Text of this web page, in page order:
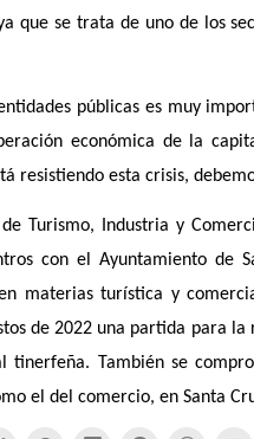
que se trata de uno de los
públicas es muy
económica de la
resistiendo esta crisis,
Turismo, Industria y
con el Ayuntamiento de
materias turística y
de 2022 una partida para
tinerfeña. También se
el del comercio, en Santa